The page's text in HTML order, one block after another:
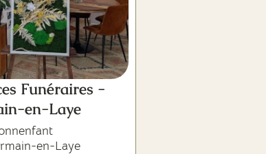
Funéraires -
en-Laye
en-Laye